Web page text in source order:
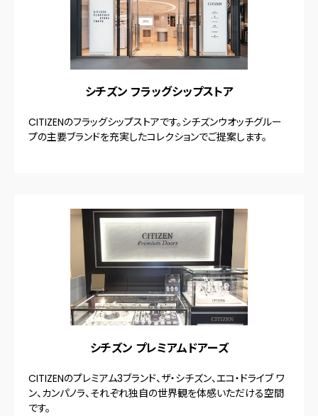
シチズン フラッグシップストア
CITIZENのフラッグシップストアです。シチズンウオッチグルー
プの主要ブランドを充実したコレクションでご提案します。
シチズン プレミアムドアーズ
CITIZENのプレミアム3ブランド、ザ・シチズン、エコ・ドライブ ワ
ン、カンパノラ、それぞれ独自の世界観を体感いただける空間
です。